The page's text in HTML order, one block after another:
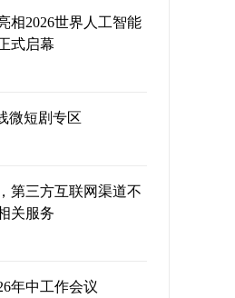
相2026世界人工智能
式启幕
微短剧专区
第三方互联网渠道不
关服务
年中工作会议